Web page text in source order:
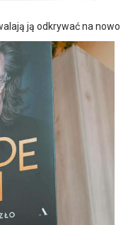
ją odkrywać na nowo